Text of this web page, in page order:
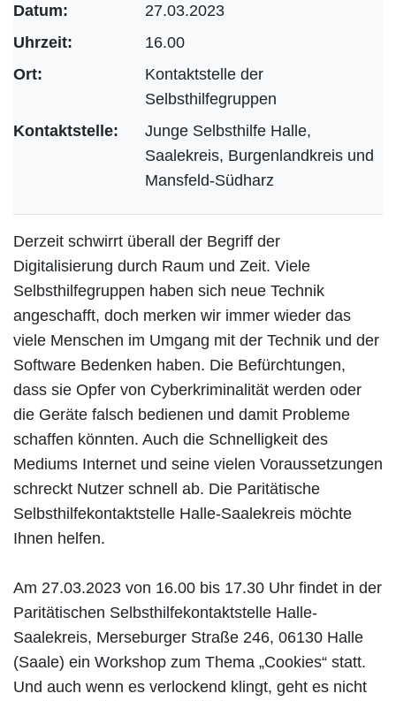
Datum:
27.03.2023
Uhrzeit:
16.00
Ort:
Kontaktstelle der
Selbsthilfegruppen
Kontaktstelle:
Junge Selbsthilfe Halle,
Saalekreis, Burgenlandkreis und
Mansfeld-Südharz
Derzeit schwirrt überall der Begriff der
Digitalisierung durch Raum und Zeit. Viele
Selbsthilfegruppen haben sich neue Technik
angeschafft, doch merken wir immer wieder das
viele Menschen im Umgang mit der Technik und der
Software Bedenken haben. Die Befürchtungen,
dass sie Opfer von Cyberkriminalität werden oder
die Geräte falsch bedienen und damit Probleme
schaffen könnten. Auch die Schnelligkeit des
Mediums Internet und seine vielen Voraussetzungen
schreckt Nutzer schnell ab. Die Paritätische
Selbsthilfekontaktstelle Halle-Saalekreis möchte
Ihnen helfen.
Am 27.03.2023 von 16.00 bis 17.30 Uhr findet in der
Paritätischen Selbsthilfekontaktstelle Halle-
Saalekreis, Merseburger Straße 246, 06130 Halle
(Saale) ein Workshop zum Thema „Cookies“ statt.
Und auch wenn es verlockend klingt, geht es nicht